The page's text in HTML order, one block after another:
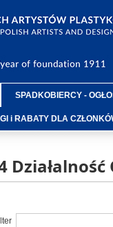
SPADKOBIERCY -
i RABATY DLA